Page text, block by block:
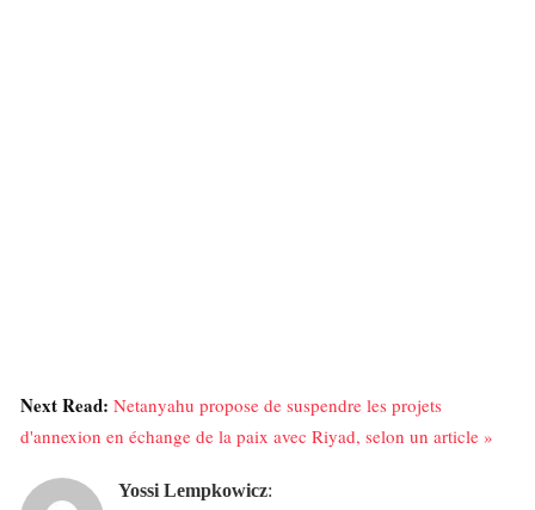
Next Read: Netanyahu propose de suspendre les projets
d'annexion en échange de la paix avec Riyad, selon un article »
Yossi Lempkowicz: